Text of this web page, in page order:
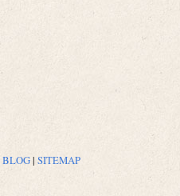
BLOG| SITEMAP